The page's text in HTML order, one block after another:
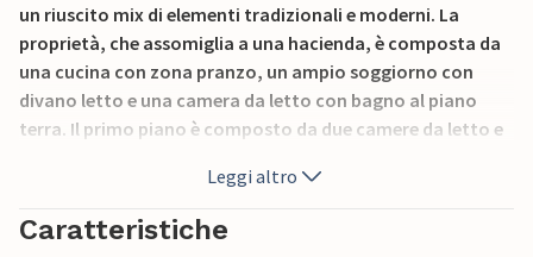
un riuscito mix di elementi tradizionali e moderni. La
proprietà, che assomiglia a una hacienda, è composta da
una cucina con zona pranzo, un ampio soggiorno con
divano letto e una camera da letto con bagno al piano
terra. Il primo piano è composto da due camere da letto e
una camera da letto e un altro soggiorno. L'ampia area
esterna dispone di una terrazza coperta con area
barbecue e mobili da giardino, una piscina rinfrescante e
Leggi altro
Caratteristiche